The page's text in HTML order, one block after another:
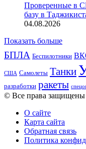
Проверенные в
базу в
04.08.2026
Показать больше
БПЛА Беспилотники
США Самолеты Танки
разработки ракеты
© Все права защищены
О сайте
Карта сайта
Обратная связь
Политика